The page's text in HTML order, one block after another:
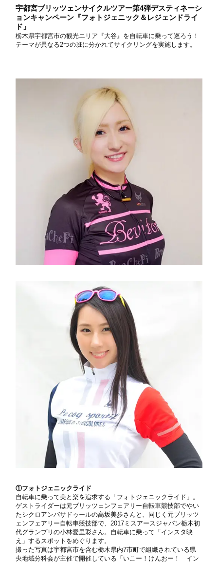
宇都宮ブリッツェンサイクルツアー第4弾デスティネーシ
ョンキャンペーン『フォトジェニック＆レジェンドライ
ド』
栃木県宇都宮市の観光エリア『大谷』を自転車に乗って巡ろう！
テーマが異なる2つの班に分かれてサイクリングを実施します。
①フォトジェニックライド
自転車に乗って美と楽を追求する「フォトジェニックライド」。
ゲストライダーは元ブリッツェンフェアリー自転車競技部でやい
たシクロアンバサドゥールの高坂美歩さんと、同じく元ブリッツ
ェンフェアリー自転車競技部で、2017ミスアースジャパン栃木初
代グランプリの小林愛里彩さん。自転車に乗って「インスタ映
え」するスポットをめぐります。
撮った写真は宇都宮市を含む栃木県内7市町で組織されている県
央地域分科会が主催で開催している「いこー！けんおー！ イン